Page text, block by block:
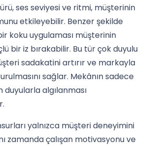
ses seviyesi ve ritmi, müşterinin
etkileyebilir. Benzer şekilde
koku uygulaması müşterinin
bir iz bırakabilir. Bu tür çok duyulu
sadakatini artırır ve markayla
sağlar. Mekânın sadece
algılanması
yalnızca müşteri deneyimini
zamanda çalışan motivasyonu ve